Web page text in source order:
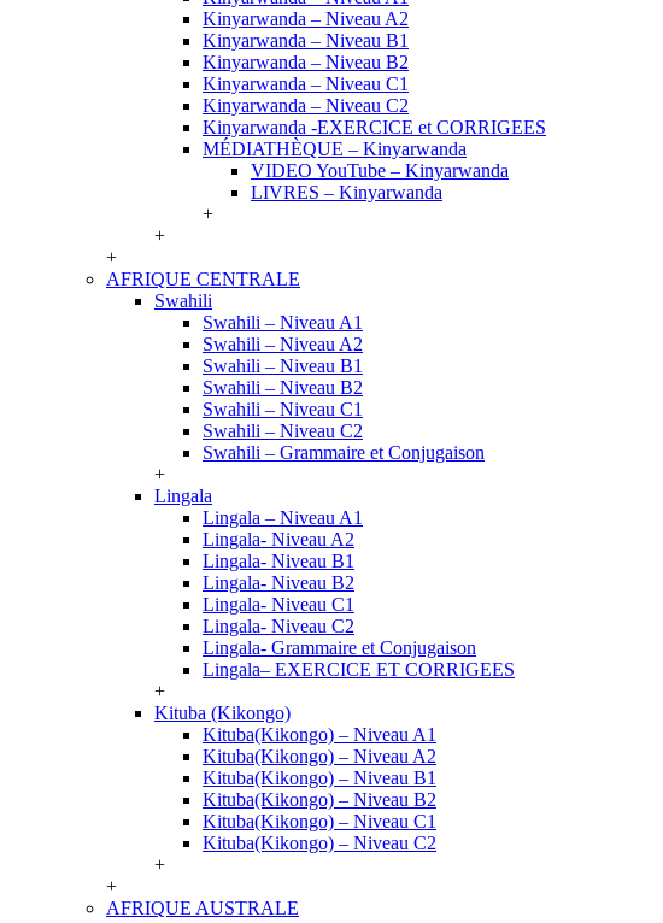
Kinyarwanda – Niveau A2
Kinyarwanda – Niveau B1
Kinyarwanda – Niveau B2
Kinyarwanda – Niveau C1
Kinyarwanda – Niveau C2
Kinyarwanda -EXERCICE et CORRIGEES
MÉDIATHÈQUE – Kinyarwanda
VIDEO YouTube – Kinyarwanda
LIVRES – Kinyarwanda
+
+
+
AFRIQUE CENTRALE
Swahili
Swahili – Niveau A1
Swahili – Niveau A2
Swahili – Niveau B1
Swahili – Niveau B2
Swahili – Niveau C1
Swahili – Niveau C2
Swahili – Grammaire et Conjugaison
+
Lingala
Lingala – Niveau A1
Lingala- Niveau A2
Lingala- Niveau B1
Lingala- Niveau B2
Lingala- Niveau C1
Lingala- Niveau C2
Lingala- Grammaire et Conjugaison
Lingala– EXERCICE ET CORRIGEES
+
Kituba (Kikongo)
Kituba(Kikongo) – Niveau A1
Kituba(Kikongo) – Niveau A2
Kituba(Kikongo) – Niveau B1
Kituba(Kikongo) – Niveau B2
Kituba(Kikongo) – Niveau C1
Kituba(Kikongo) – Niveau C2
+
+
AFRIQUE AUSTRALE